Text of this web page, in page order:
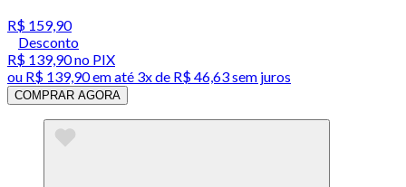
R$ 159,90
Desconto
R$ 139,90no PIX
ou R$ 139,90em até 3x de R$ 46,63 sem juros
COMPRAR AGORA